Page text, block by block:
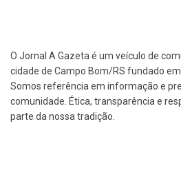
O Jornal A Gazeta é um veículo de
cidade de Campo Bom/RS fundado
Somos referência em informação e
comunidade. Ética, transparência e
parte da nossa tradição.